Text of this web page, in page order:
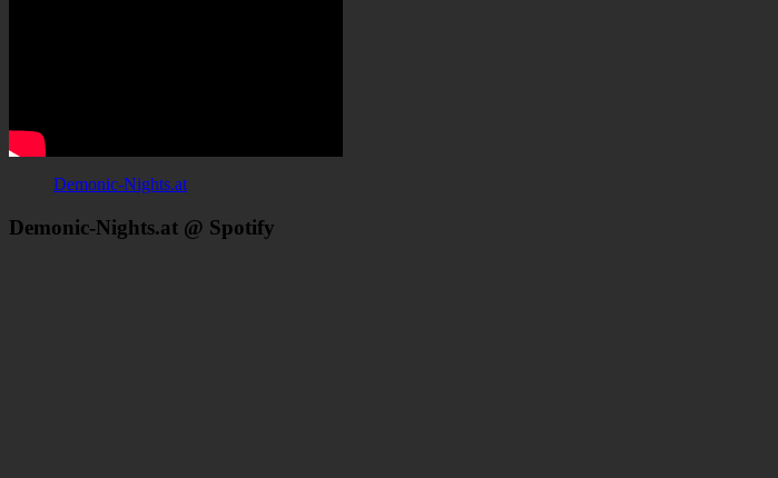
Demonic-Nights.at
Demonic-Nights.at @ Spotify